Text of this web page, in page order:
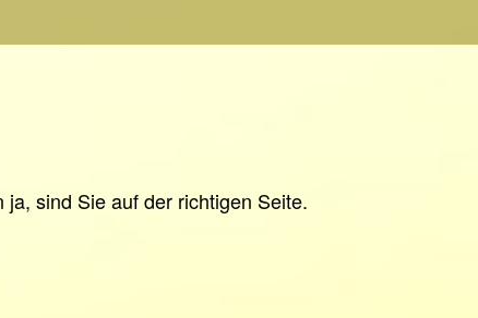
sind Sie auf der richtigen Seite.